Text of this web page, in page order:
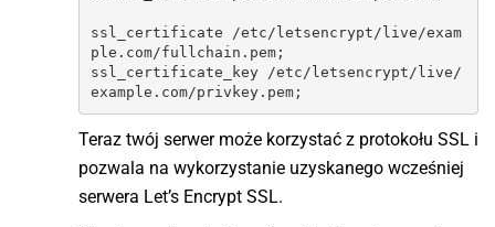
ssl_certificate /etc/letsencrypt/live/exam
ple.com/fullchain.pem;
ssl_certificate_key /etc/letsencrypt/live/
example.com/privkey.pem;
Teraz twój serwer może korzystać z protokołu SSL i
pozwala na wykorzystanie uzyskanego wcześniej
serwera Let’s Encrypt SSL.